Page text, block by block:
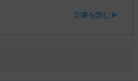
記事を読む ▶